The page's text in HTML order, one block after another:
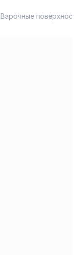
Варочные поверхности